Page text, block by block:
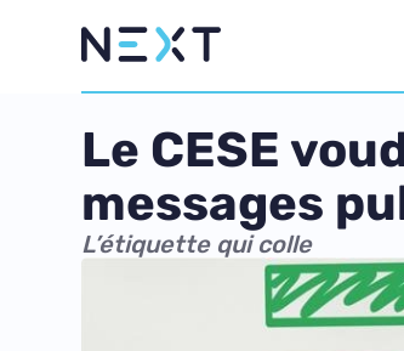
Le CESE
messages
L’étiquette qui colle